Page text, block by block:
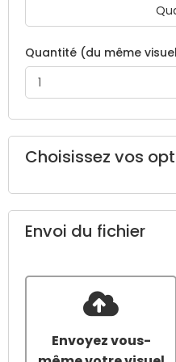
Quantité (du même
Choisissez vos
Envoi du fichier
Envoyez vous-